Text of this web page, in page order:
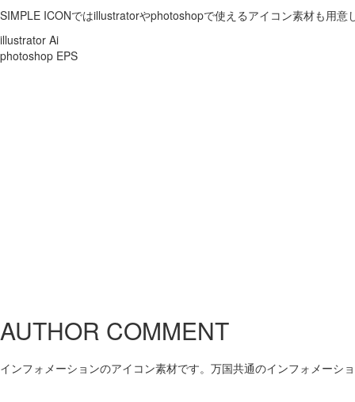
SIMPLE ICONではillustratorやphotoshopで使えるアイコン素材も用意
illustrator Ai
photoshop EPS
AUTHOR COMMENT
インフォメーションのアイコン素材です。万国共通のインフォメーシ